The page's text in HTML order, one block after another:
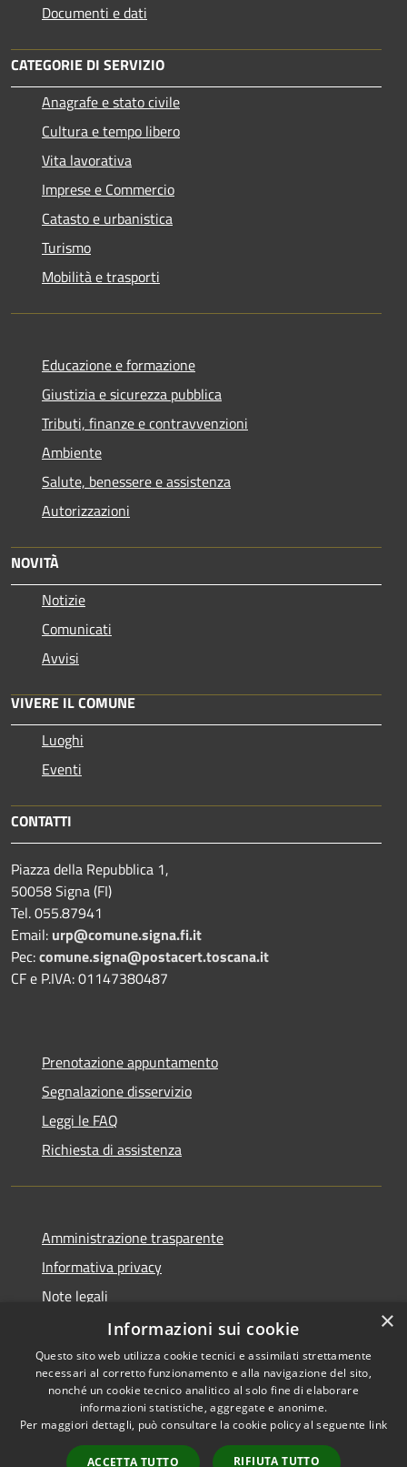
Documenti e dati
CATEGORIE DI SERVIZIO
Anagrafe e stato civile
Cultura e tempo libero
Vita lavorativa
Imprese e Commercio
Catasto e urbanistica
Turismo
Mobilità e trasporti
Educazione e formazione
Giustizia e sicurezza pubblica
Tributi, finanze e contravvenzioni
Ambiente
Salute, benessere e assistenza
Autorizzazioni
NOVITÀ
Notizie
Comunicati
Avvisi
VIVERE IL COMUNE
Luoghi
Eventi
CONTATTI
Piazza della Repubblica 1,
50058 Signa (FI)
Tel. 055.87941
Email: urp@comune.signa.fi.it
Pec:comune.signa@postacert.toscana.it
CF e P.IVA: 01147380487
Prenotazione appuntamento
Segnalazione disservizio
Leggi le FAQ
Richiesta di assistenza
Amministrazione trasparente
Informativa privacy
Note legali
Dichiarazione di accessibilità
RSS
Accessibilità
Copyright © 2026 • Comune di
Signa • Powered by
Municipium• Accesso
×
Informazioni sui cookie
Questo sito web utilizza cookie tecnici e assimilati strettamente
necessari al corretto funzionamento e alla navigazione del sito,
nonché un cookie tecnico analitico al solo fine di elaborare
informazioni statistiche, aggregate e anonime.
Per maggiori dettagli, può consultare la cookie policy al seguente link
ACCETTA TUTTO RIFIUTA TUTTO